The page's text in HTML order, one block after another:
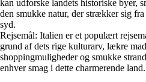
kan udforske landets historiske byer,
den smukke natur, der strækker sig
syd.
Rejsemål: Italien er et populært
grund af dets rige kulturarv, lækre
shoppingmuligheder og smukke
enhver smag i dette charmerende land.